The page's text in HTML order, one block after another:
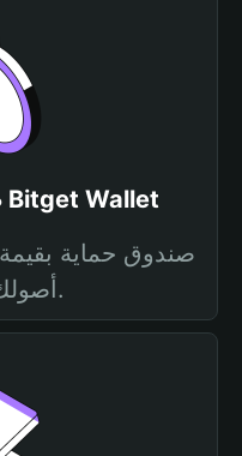
صندوق حماية محفظة Bitget Wallet
أصولك ومعاملاتك.